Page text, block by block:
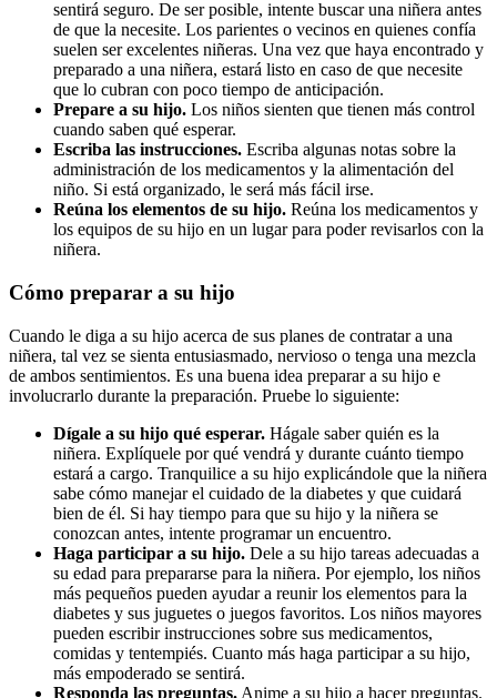
sentirá seguro. De ser posible, intente buscar una niñera antes
de que la necesite. Los parientes o vecinos en quienes confía
suelen ser excelentes niñeras. Una vez que haya encontrado y
preparado a una niñera, estará listo en caso de que necesite
que lo cubran con poco tiempo de anticipación.
Prepare a su hijo. Los niños sienten que tienen más control
cuando saben qué esperar.
Escriba las instrucciones. Escriba algunas notas sobre la
administración de los medicamentos y la alimentación del
niño. Si está organizado, le será más fácil irse.
Reúna los elementos de su hijo. Reúna los medicamentos y
los equipos de su hijo en un lugar para poder revisarlos con la
niñera.
Cómo preparar a su hijo
Cuando le diga a su hijo acerca de sus planes de contratar a una
niñera, tal vez se sienta entusiasmado, nervioso o tenga una mezcla
de ambos sentimientos. Es una buena idea preparar a su hijo e
involucrarlo durante la preparación. Pruebe lo siguiente:
Dígale a su hijo qué esperar. Hágale saber quién es la
niñera. Explíquele por qué vendrá y durante cuánto tiempo
estará a cargo. Tranquilice a su hijo explicándole que la niñera
sabe cómo manejar el cuidado de la diabetes y que cuidará
bien de él. Si hay tiempo para que su hijo y la niñera se
conozcan antes, intente programar un encuentro.
Haga participar a su hijo. Dele a su hijo tareas adecuadas a
su edad para prepararse para la niñera. Por ejemplo, los niños
más pequeños pueden ayudar a reunir los elementos para la
diabetes y sus juguetes o juegos favoritos. Los niños mayores
pueden escribir instrucciones sobre sus medicamentos,
comidas y tentempiés. Cuanto más haga participar a su hijo,
más empoderado se sentirá.
Responda las preguntas. Anime a su hijo a hacer preguntas.